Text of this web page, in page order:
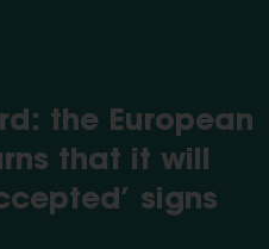
the European
that it will
signs